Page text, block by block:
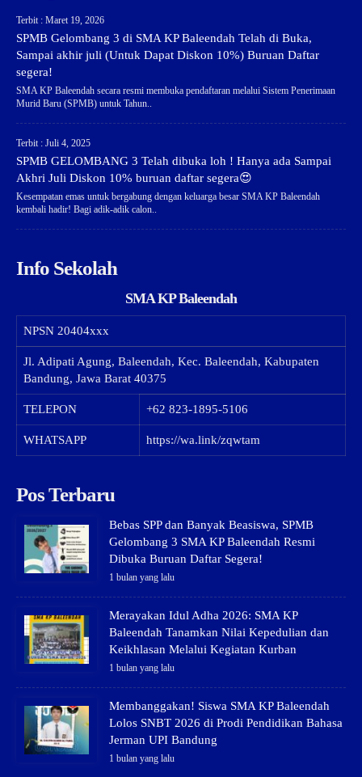
Terbit : Maret 19, 2026
SPMB Gelombang 3 di SMA KP Baleendah Telah di Buka,
Sampai akhir juli (Untuk Dapat Diskon 10%) Buruan Daftar
segera!
SMA KP Baleendah secara resmi membuka pendaftaran melalui Sistem Penerimaan
Murid Baru (SPMB) untuk Tahun..
Terbit : Juli 4, 2025
SPMB GELOMBANG 3 Telah dibuka loh ! Hanya ada Sampai
Akhri Juli Diskon 10% buruan daftar segera😍
Kesempatan emas untuk bergabung dengan keluarga besar SMA KP Baleendah
kembali hadir! Bagi adik-adik calon..
Info Sekolah
SMA KP Baleendah
NPSN 20404xxx
Jl. Adipati Agung, Baleendah, Kec. Baleendah, Kabupaten
Bandung, Jawa Barat 40375
TELEPON +62 823-1895-5106
WHATSAPP https://wa.link/zqwtam
Pos Terbaru
Bebas SPP dan Banyak Beasiswa, SPMB
Gelombang 3 SMA KP Baleendah Resmi
Dibuka Buruan Daftar Segera!
1 bulan yang lalu
Merayakan Idul Adha 2026: SMA KP
Baleendah Tanamkan Nilai Kepedulian dan
Keikhlasan Melalui Kegiatan Kurban
1 bulan yang lalu
Membanggakan! Siswa SMA KP Baleendah
Lolos SNBT 2026 di Prodi Pendidikan Bahasa
Jerman UPI Bandung
1 bulan yang lalu